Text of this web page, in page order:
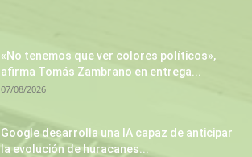
«No tenemos que ver colores políticos»,
afirma Tomás Zambrano en entrega...
07/08/2026
Google desarrolla una IA capaz de anticipar
la evolución de huracanes...